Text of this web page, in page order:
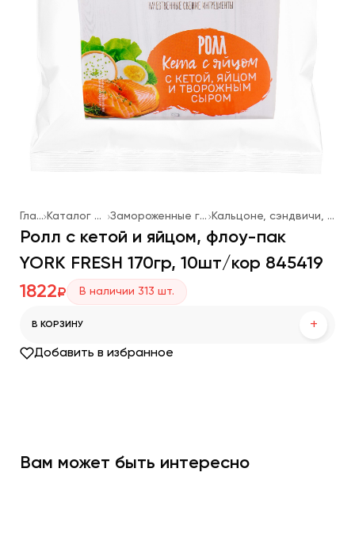
Главная Каталог продукции Замороженные готовые блюда Кальцоне, сэндвичи, основы для пиццы
Ролл с кетой и яйцом, флоу-пак
YORK FRESH 170гр, 10шт/кор 845419
1822₽ В наличии 313 шт.
В КОРЗИНУ +
Добавить в избранное
Вам может быть интересно